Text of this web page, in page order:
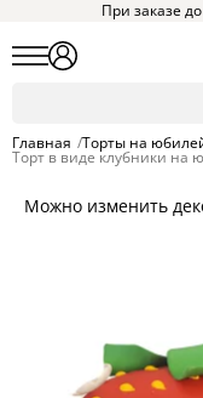
При заказе
Главная /Торты на
Торт в виде клубники на
Можно изменить